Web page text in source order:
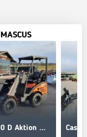
Cast 830 D Aktion mit Poclain Radmotoren